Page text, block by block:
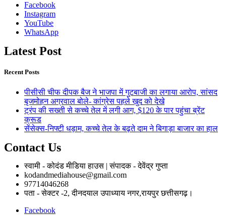
Facebook
Instagram
YouTube
WhatsApp
Latest Post
Recent Posts
पीसीसी चीफ दीपक बैज ने भाजपा में गुटबाजी का लगाया आरोप, सांसद
बृजमोहन अग्रवाल बोले- कांग्रेस पहले खुद को देखे
ट्रंप की सख्ती से कच्चे तेल में लगी आग, $120 के पार पहुंचा ब्रेंट
क्रूड
सेंसेक्स-निफ्टी धड़ाम, कच्चे तेल के बढ़ते दाम ने बिगाड़ा बाजार का हाल
Contact Us
स्वामी - कोदंड मीडिया हाउस | संपादक - देवेंद्र गुप्ता
kodandmediahouse@gmail.com
97714046268
पता - सेक्टर -2, दीनदयाल उपाध्याय नगर,रायपुर छत्तीसगढ़।
Facebook